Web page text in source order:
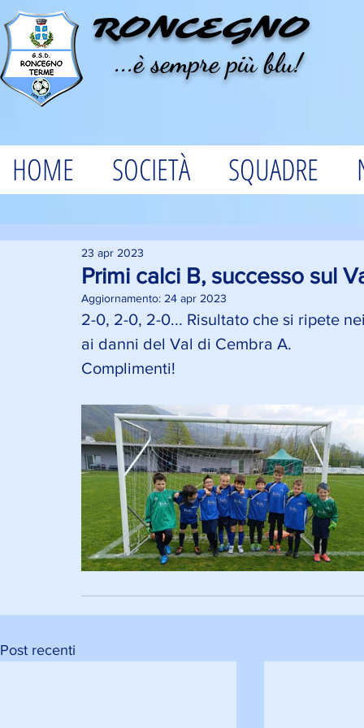
RONCEGNO
...è sempre più blu!
HOME SOCIETÀ SQUADRE
Primi calci B, successo sul
23 apr 2023
Aggiornamento: 24 apr 2023
2-0, 2-0, 2-0... Risultato che si ripete
ai danni del Val di Cembra A.
Complimenti!
Post recenti